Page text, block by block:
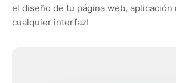
el diseño de tu página web, aplicación
cualquier interfaz!